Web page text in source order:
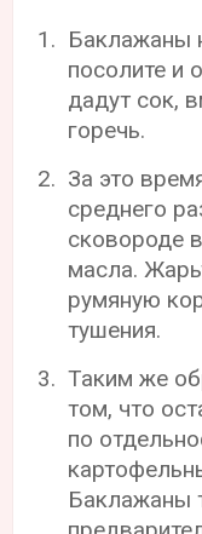
Баклажаны
посолите и
дадут сок,
горечь.
За это
среднего
сковороде
масла.
румяную
тушения.
Таким же
том, что
по
Баклажаны